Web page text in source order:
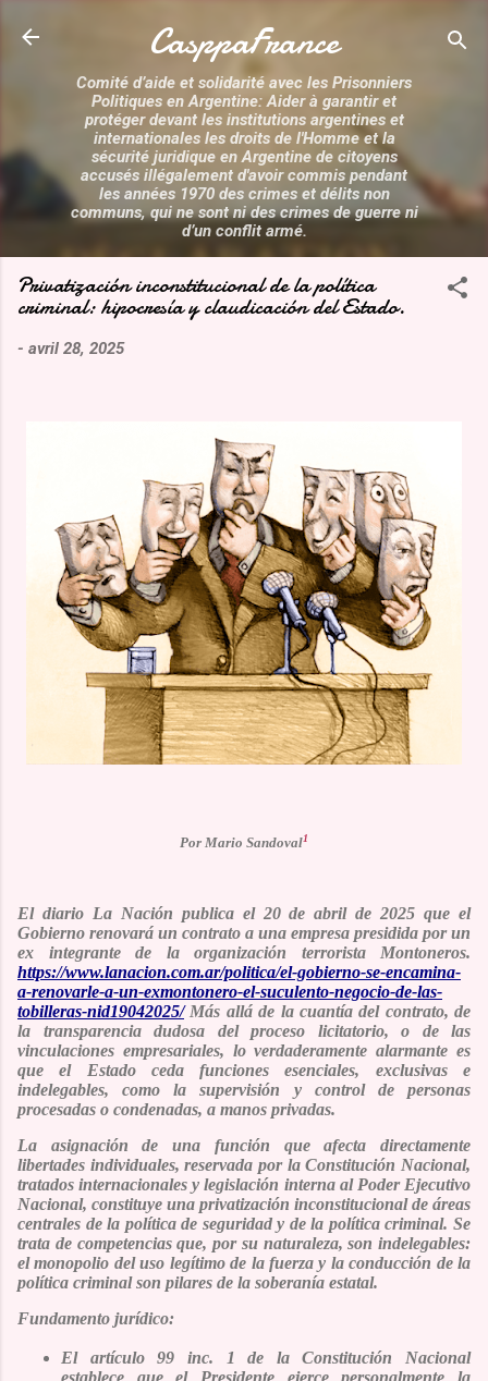
Accéder au contenu principal
CasppaFrance
Comité d’aide et solidarité avec les Prisonniers
Politiques en Argentine: Aider à garantir et
protéger devant les institutions argentines et
internationales les droits de l'Homme et la
sécurité juridique en Argentine de citoyens
accusés illégalement d'avoir commis pendant
les années 1970 des crimes et délits non
communs, qui ne sont ni des crimes de guerre ni
d’un conflit armé.
Privatización inconstitucional de la política
criminal: hipocresía y claudicación del Estado.
- avril 28, 2025
Por Mario Sandoval1
El diario La Nación publica el 20 de abril de 2025 que el
Gobierno renovará un contrato a una empresa presidida por un
ex integrante de la organización terrorista Montoneros.
https://www.lanacion.com.ar/politica/el-gobierno-se-encamina-
a-renovarle-a-un-exmontonero-el-suculento-negocio-de-las-
tobilleras-nid19042025/ Más allá de la cuantía del contrato, de
la transparencia dudosa del proceso licitatorio, o de las
vinculaciones empresariales, lo verdaderamente alarmante es
que el Estado ceda funciones esenciales, exclusivas e
indelegables, como la supervisión y control de personas
procesadas o condenadas, a manos privadas.
La asignación de una función que afecta directamente
libertades individuales, reservada por la Constitución Nacional,
tratados internacionales y legislación interna al Poder Ejecutivo
Nacional, constituye una privatización inconstitucional de áreas
centrales de la política de seguridad y de la política criminal. Se
trata de competencias que, por su naturaleza, son indelegables:
el monopolio del uso legítimo de la fuerza y la conducción de la
política criminal son pilares de la soberanía estatal.
Fundamento jurídico:
El artículo 99 inc. 1 de la Constitución Nacional
establece que el Presidente ejerce personalmente la